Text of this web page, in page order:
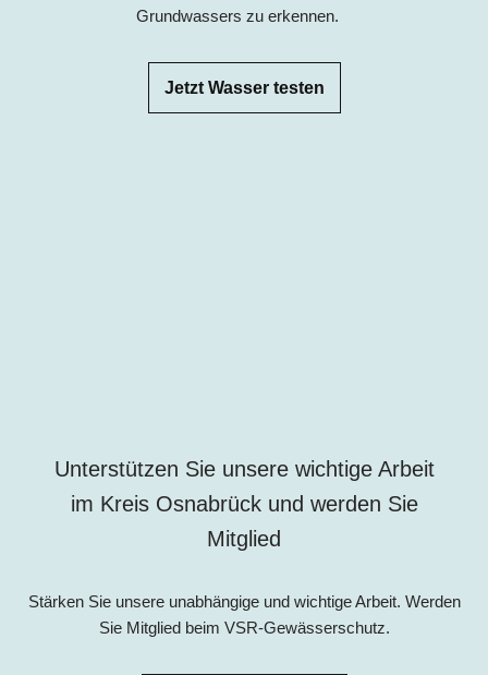
Grundwassers zu erkennen.
Jetzt Wasser testen
Unterstützen Sie unsere wichtige Arbeit
im Kreis Osnabrück und werden Sie
Mitglied
Stärken Sie unsere unabhängige und wichtige Arbeit. Werden
Sie Mitglied beim VSR-Gewässerschutz.